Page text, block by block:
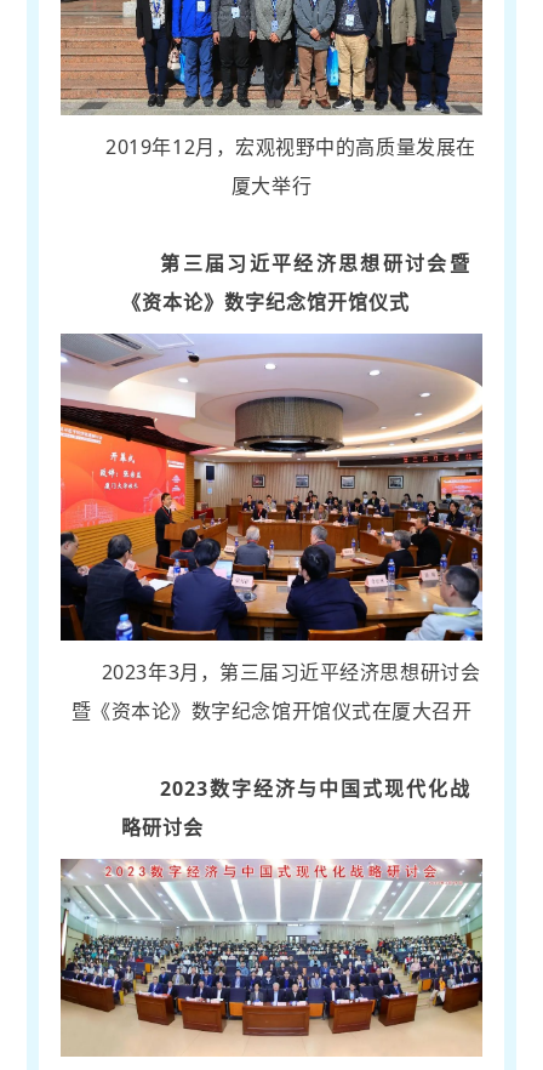
2019年12月，宏观视野中的高质量发展在
厦大举行
第三届习近平经济思想研讨会暨
《资本论》数字纪念馆开馆仪式
2023年3月，第三届习近平经济思想研讨会
暨《资本论》数字纪念馆开馆仪式在厦大召开
2023数字经济与中国式现代化战
略研讨会